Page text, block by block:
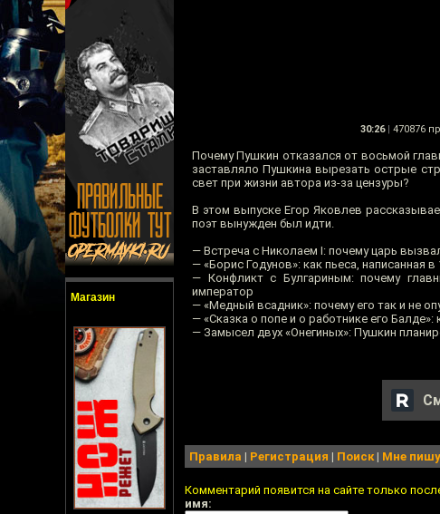
Магазин
30:26 | 470876
Почему Пушкин отказался от восьмой
заставляло Пушкина вырезать острые
свет при жизни автора из-за цензуры?
В этом выпуске Егор Яковлев
поэт вынужден был идти.
— Встреча с Николаем I: почему царь
— «Борис Годунов»: как пьеса, написанная
— Конфликт с Булгариным: почему
император
— «Медный всадник»: почему его так и не
— «Сказка о попе и о работнике его
— Замысел двух «Онегиных»: Пушкин
Правила | Регистрация | Поиск| Мне
Комментарий появится на сайте только
имя: